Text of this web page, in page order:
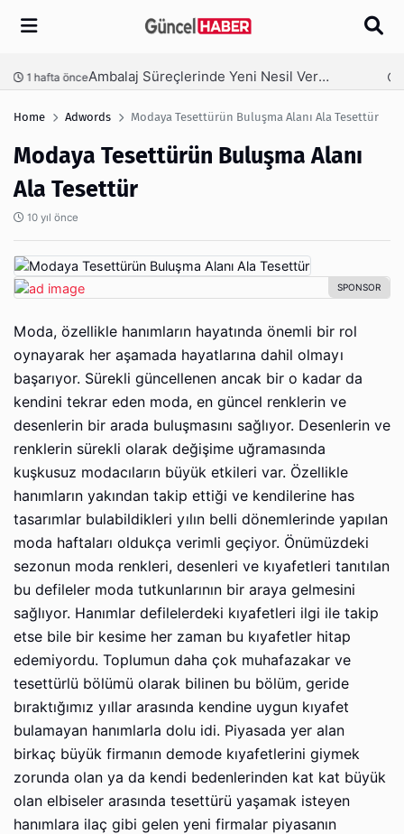
Arama
Ambalaj Süreçlerinde Yeni Nesil Verimliliği Olimpack ile Yakalayın 3 hafta önce
Home Adwords Modaya Tesettürün Buluşma Alanı Ala Tesettür
Modaya Tesettürün Buluşma Alanı
Ala Tesettür
10 yıl önce
Moda, özellikle hanımların hayatında önemli bir rol
oynayarak her aşamada hayatlarına dahil olmayı
başarıyor. Sürekli güncellenen ancak bir o kadar da
kendini tekrar eden moda, en güncel renklerin ve
desenlerin bir arada buluşmasını sağlıyor. Desenlerin ve
renklerin sürekli olarak değişime uğramasında
kuşkusuz modacıların büyük etkileri var. Özellikle
hanımların yakından takip ettiği ve kendilerine has
tasarımlar bulabildikleri yılın belli dönemlerinde yapılan
moda haftaları oldukça verimli geçiyor. Önümüzdeki
sezonun moda renkleri, desenleri ve kıyafetleri tanıtılan
bu defileler moda tutkunlarının bir araya gelmesini
sağlıyor. Hanımlar defilelerdeki kıyafetleri ilgi ile takip
etse bile bir kesime her zaman bu kıyafetler hitap
edemiyordu. Toplumun daha çok muhafazakar ve
tesettürlü bölümü olarak bilinen bu bölüm, geride
bıraktığımız yıllar arasında kendine uygun kıyafet
bulamayan hanımlarla dolu idi. Piyasada yer alan
birkaç büyük firmanın demode kıyafetlerini giymek
zorunda olan ya da kendi bedenlerinden kat kat büyük
olan elbiseler arasında tesettürü yaşamak isteyen
hanımlara ilaç gibi gelen yeni firmalar piyasanın